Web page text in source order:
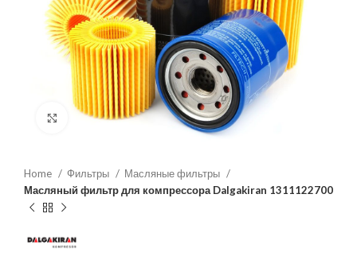
Увеличить
Home Фильтры
Масляные фильтры
Масляный фильтр для компрессора Dalgakiran 1311122700